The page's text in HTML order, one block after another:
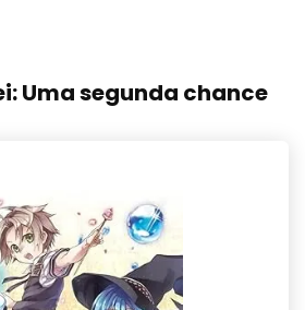
Uma segunda chance